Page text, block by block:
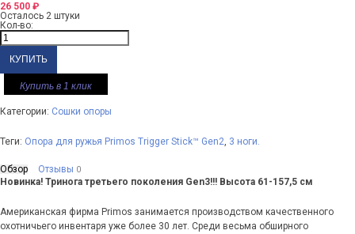
26 500 ₽
Осталось 2 штуки
Кол-во:
Купить в 1 клик
Категории: Сошки опоры
Теги: Опора для ружья Primos Trigger Stick™ Gen2, 3 ноги.
Обзор Отзывы 0
Новинка! Тринога третьего поколения Gen3!!! Высота 61-157,5 см
Американская фирма Primos занимается производством качественного
охотничьего инвентаря уже более 30 лет. Среди весьма обширного